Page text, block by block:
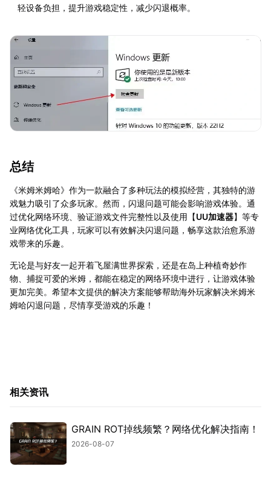
轻设备负担，提升游戏稳定性，减少闪退概率。
总结
《米姆米姆哈》作为一款融合了多种玩法的模拟经营，其独特的游
戏魅力吸引了众多玩家。然而，闪退问题可能会影响游戏体验。通
过优化网络环境、验证游戏文件完整性以及使用【UU加速器】等专
业网络优化工具，玩家可以有效解决闪退问题，畅享这款治愈系游
戏带来的乐趣。
无论是与好友一起开着飞屋满世界探索，还是在岛上种植奇妙作
物、捕捉可爱的米姆，都能在稳定的网络环境中进行，让游戏体验
更加完美。希望本文提供的解决方案能够帮助海外玩家解决米姆米
姆哈闪退问题，尽情享受游戏的乐趣！
相关资讯
GRAIN ROT掉线频繁？网络优化解决指南！
2026-08-07